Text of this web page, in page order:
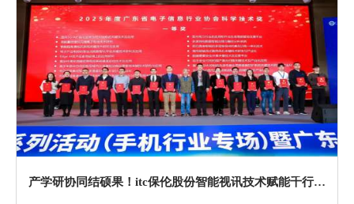
产学研协同结硕果！itc保伦股份智能视讯技术赋能千行百业获省级表彰！